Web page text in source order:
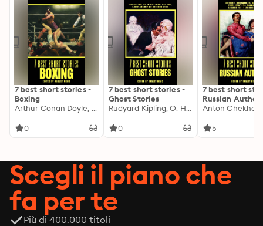
7 best short stories -
Boxing
Arthur Conan Doyle, Ring Lardner, Jack London, Robert E. Howard, August Nemo
0
7 best short stories -
Ghost Stories
Rudyard Kipling, O. Henry, Saki (H.H. Munro), Elizabeth Gaskell, M. R. James, Sheridan Le Fanu, Lafcadio Hearn, August Nemo
0
7 best short
Russian
5
Scegli il piano che
fa per te
Più di 400.000 titoli